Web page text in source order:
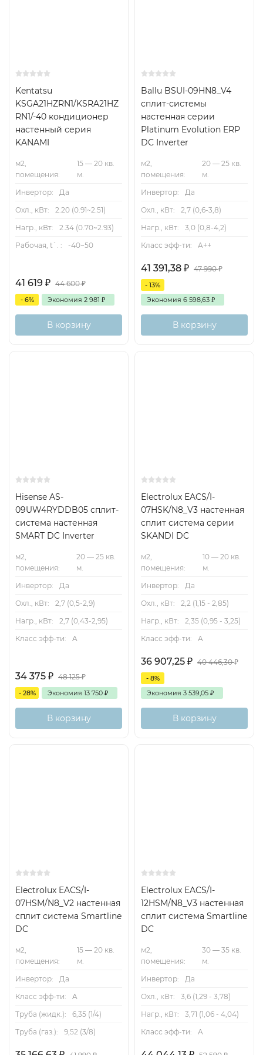
Kentatsu
KSGA21HZRN1/KSRA21HZ
RN1/-40 кондиционер
настенный серия
KANAMI
м2,
помещения:
15 — 20 кв.
м.
Инвертор:
Да
Охл., кВт:
2.20 (0.91~2.51)
Нагр., кВт:
2.34 (0.70~2.93)
Рабочая, t`. :
-40~50
41 619 ₽ 44 600₽
- 6% Экономия 2 981 ₽
В корзину
Ballu BSUI-09HN8_V4
сплит-системы
настенная серии
Platinum Evolution ERP
DC Inverter
м2,
помещения:
20 — 25 кв.
м.
Инвертор:
Да
Охл., кВт:
2,7 (0,6-3,8)
Нагр., кВт:
3,0 (0,8-4,2)
Класс эфф-ти:
A++
41 391,38 ₽ 47 990₽
- 13%
Экономия 6 598,63 ₽
В корзину
Hisense AS-
09UW4RYDDB05 сплит-
система настенная
SMART DC Inverter
м2,
помещения:
20 — 25 кв.
м.
Инвертор:
Да
Охл., кВт:
2,7 (0,5-2,9)
Нагр., кВт:
2,7 (0,43-2,95)
Класс эфф-ти:
A
34 375 ₽ 48 125₽
- 28% Экономия 13 750 ₽
В корзину
Electrolux EACS/I-
07HSK/N8_V3 настенная
сплит система серии
SKANDI DC
м2,
помещения:
10 — 20 кв.
м.
Инвертор:
Да
Охл., кВт:
2,2 (1,15 - 2,85)
Нагр., кВт:
2,35 (0,95 - 3,25)
Класс эфф-ти:
A
36 907,25 ₽ 40 446,30₽
- 8%
Экономия 3 539,05 ₽
В корзину
Electrolux EACS/I-
07HSM/N8_V2 настенная
сплит система Smartline
DC
м2,
помещения:
15 — 20 кв.
м.
Инвертор:
Да
Класс эфф-ти:
A
Труба (жидк.):
6,35 (1/4)
Труба (газ.):
9,52 (3/8)
Electrolux EACS/I-
12HSM/N8_V3 настенная
сплит система Smartline
DC
м2,
помещения:
30 — 35 кв.
м.
Инвертор:
Да
Охл., кВт:
3,6 (1,29 - 3,78)
Нагр., кВт:
3,71 (1,06 - 4,04)
Класс эфф-ти:
A